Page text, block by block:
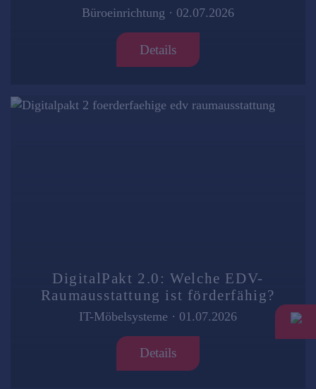
Büroeinrichtung · 02.07.2026
Details
DigitalPakt 2.0: Welche EDV-
Raumausstattung ist förderfähig?
IT-Möbelsysteme · 01.07.2026
Details